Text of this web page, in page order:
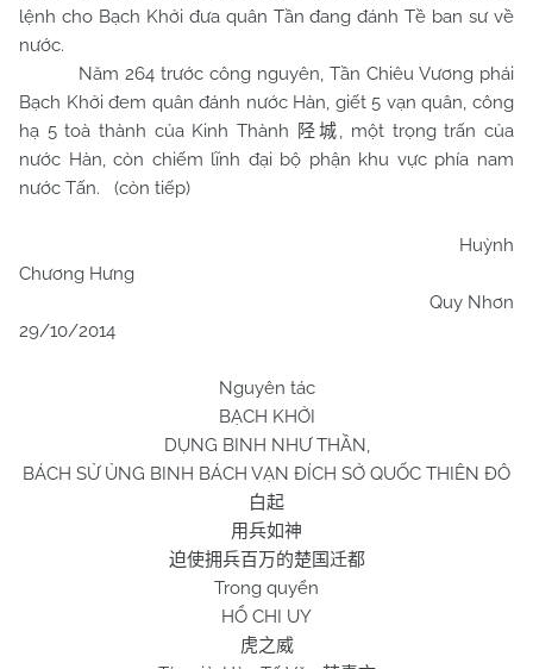
lệnh cho Bạch Khởi đưa quân Tần đang đánh Tề ban sư về
nước.
Năm 264 trước công nguyên, Tần Chiêu Vương phái
Bạch Khởi đem quân đánh nước Hàn, giết 5 vạn quân, công
hạ 5 toà thành của Kinh Thành
陉城, một trọng trấn của
nước Hàn, còn chiếm lĩnh đại bộ phận khu vực phía nam
nước Tấn. (còn tiếp)
Huỳnh
Chương Hưng
Quy Nhơn
29/10/2014
Nguyên tác
BẠCH KHỞI
DỤNG BINH NHƯ THẦN,
BÁCH SỬ ỦNG BINH BÁCH VẠN ĐÍCH SỞ QUỐC THIÊN ĐÔ
白起
用兵如神
迫使拥兵百万的楚国迁都
Trong quyển
HỔ CHI UY
虎之威